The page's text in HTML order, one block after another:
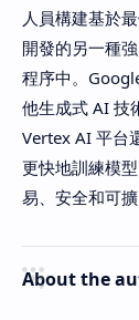
人員構建基於
開發的另一種
程序中。
他生成式 AI 技
Vertex AI 平台
更快地訓練模
易、安全和可
About the